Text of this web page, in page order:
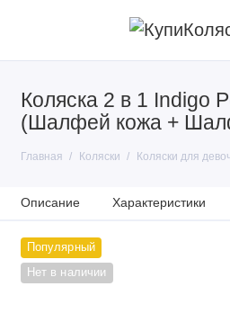
Коляска 2 в 1 Indigo
(Шалфей кожа +
Главная Коляски Коляски для
Описание Характеристики
Популярный
Нет в наличии